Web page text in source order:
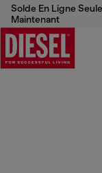
Solde En Ligne
Maintenant